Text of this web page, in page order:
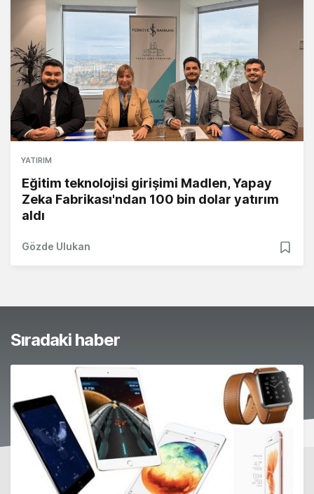
YATIRIM
Eğitim teknolojisi girişimi Madlen, Yapay
Zeka Fabrikası'ndan 100 bin dolar yatırım
aldı
Gözde Ulukan
Sıradaki haber